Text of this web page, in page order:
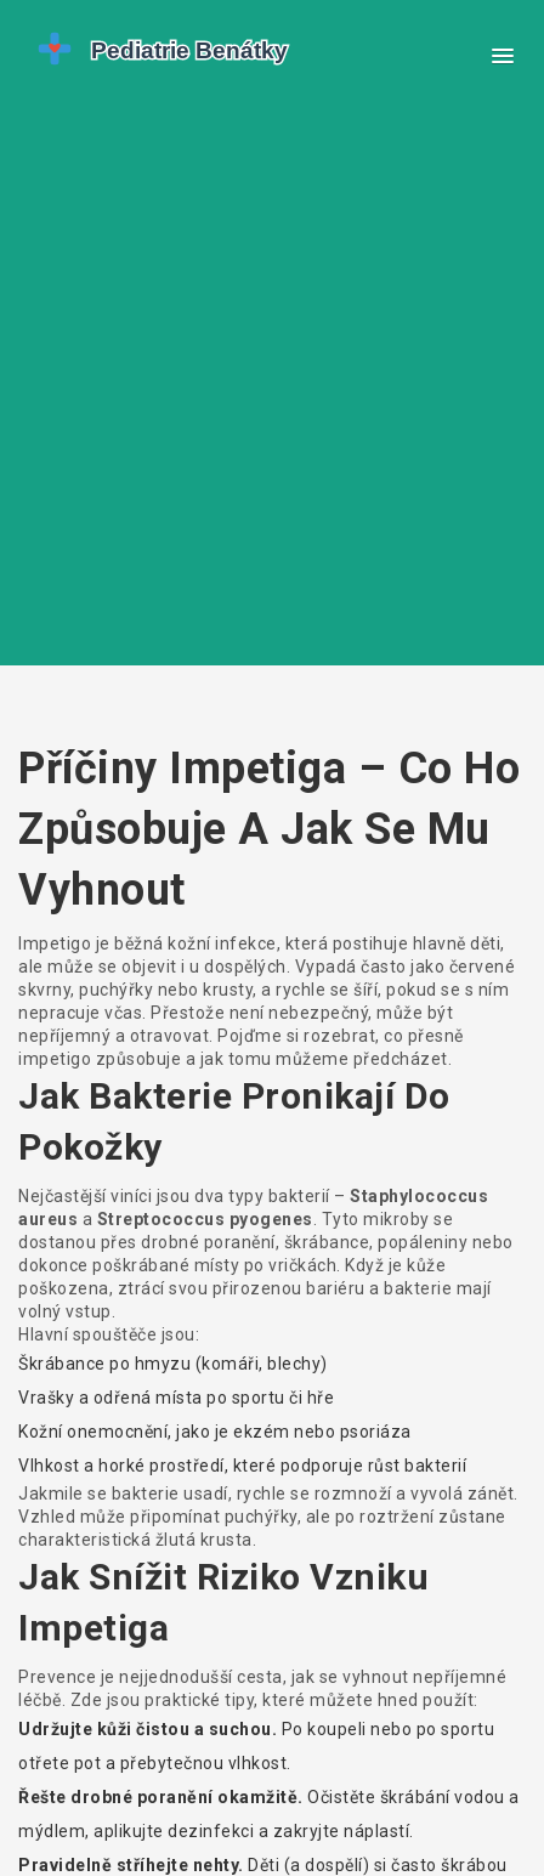
Příčiny Impetiga – Co Ho
Způsobuje A Jak Se Mu
Vyhnout
Impetigo je běžná kožní infekce, která postihuje hlavně děti,
ale může se objevit i u dospělých. Vypadá často jako červené
skvrny, puchýřky nebo krusty, a rychle se šíří, pokud se s ním
nepracuje včas. Přestože není nebezpečný, může být
nepříjemný a otravovat. Pojďme si rozebrat, co přesně
impetigo způsobuje a jak tomu můžeme předcházet.
Jak Bakterie Pronikají Do
Pokožky
Nejčastější viníci jsou dva typy bakterií – Staphylococcus
aureus a Streptococcus pyogenes . Tyto mikroby se
dostanou přes drobné poranění, škrábance, popáleniny nebo
dokonce poškrábané místy po vričkách. Když je kůže
poškozena, ztrácí svou přirozenou bariéru a bakterie mají
volný vstup.
Hlavní spouštěče jsou:
Škrábance po hmyzu (komáři, blechy)
Vrašky a odřená místa po sportu či hře
Kožní onemocnění, jako je ekzém nebo psoriáza
Vlhkost a horké prostředí, které podporuje růst bakterií
Jakmile se bakterie usadí, rychle se rozmnoží a vyvolá zánět.
Vzhled může připomínat puchýřky, ale po roztržení zůstane
charakteristická žlutá krusta.
Jak Snížit Riziko Vzniku
Impetiga
Prevence je nejjednodušší cesta, jak se vyhnout nepříjemné
léčbě. Zde jsou praktické tipy, které můžete hned použít:
Udržujte kůži čistou a suchou. Po koupeli nebo po sportu
otřete pot a přebytečnou vlhkost.
Řešte drobné poranění okamžitě. Očistěte škrábání vodou a
mýdlem, aplikujte dezinfekci a zakryjte náplastí.
Pravidelně stříhejte nehty. Děti (a dospělí) si často škrábou